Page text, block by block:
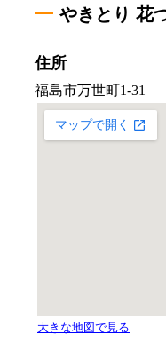
やきとり 花
住所